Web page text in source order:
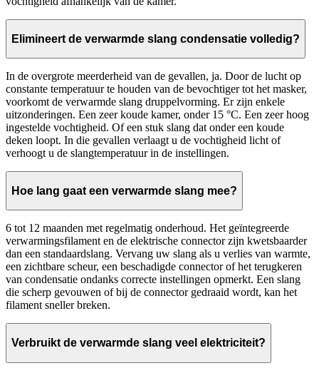
Elimineert de verwarmde slang condensatie volledig?
In de overgrote meerderheid van de gevallen, ja. Door de lucht op
constante temperatuur te houden van de bevochtiger tot het masker,
voorkomt de verwarmde slang druppelvorming. Er zijn enkele
uitzonderingen. Een zeer koude kamer, onder 15 °C. Een zeer hoog
ingestelde vochtigheid. Of een stuk slang dat onder een koude
deken loopt. In die gevallen verlaagt u de vochtigheid licht of
verhoogt u de slangtemperatuur in de instellingen.
Hoe lang gaat een verwarmde slang mee?
6 tot 12 maanden met regelmatig onderhoud. Het geïntegreerde
verwarmingsfilament en de elektrische connector zijn kwetsbaarder
dan een standaardslang. Vervang uw slang als u verlies van warmte,
een zichtbare scheur, een beschadigde connector of het terugkeren
van condensatie ondanks correcte instellingen opmerkt. Een slang
die scherp gevouwen of bij de connector gedraaid wordt, kan het
filament sneller breken.
Verbruikt de verwarmde slang veel elektriciteit?